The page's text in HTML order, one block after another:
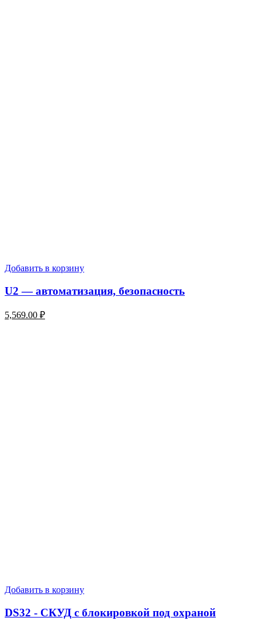
Добавить в корзину
U2 — автоматизация, безопасность
5,569.00 ₽
Добавить в корзину
DS32 - СКУД с блокировкой под охраной